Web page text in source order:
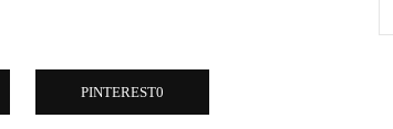
PINTEREST0